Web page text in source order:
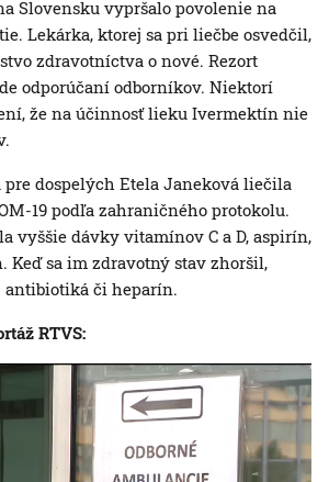
Slovensku vypršalo povolenie na
Lekárka, ktorej sa pri liečbe osvedčil,
zdravotníctva o nové. Rezort
odporúčaní odborníkov. Niektorí
že na účinnosť lieku Ivermektín nie
pre dospelých Etela Janeková liečila
19 podľa zahraničného protokolu.
vyššie dávky vitamínov C a D, aspirín,
Keď sa im zdravotný stav zhoršil,
či heparín.
RTVS: